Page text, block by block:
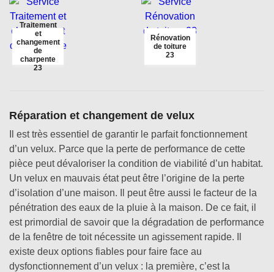
Traitement
et
changement
de
charpente
23
Rénovation
de toiture
23
Réparation et changement de velux
Il est très essentiel de garantir le parfait fonctionnement
d’un velux. Parce que la perte de performance de cette
pièce peut dévaloriser la condition de viabilité d’un habitat.
Un velux en mauvais état peut être l’origine de la perte
d’isolation d’une maison. Il peut être aussi le facteur de la
pénétration des eaux de la pluie à la maison. De ce fait, il
est primordial de savoir que la dégradation de performance
de la fenêtre de toit nécessite un agissement rapide. Il
existe deux options fiables pour faire face au
dysfonctionnement d’un velux : la première, c’est la